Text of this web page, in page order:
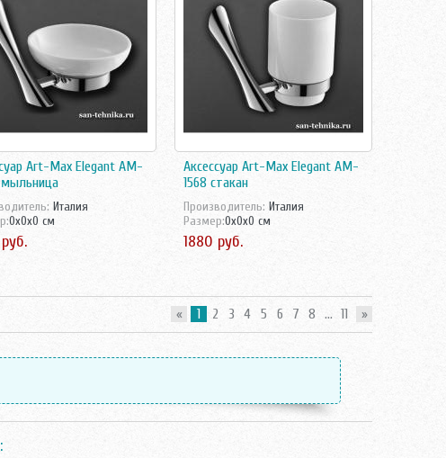
Art-Max Elegant AM-
мыльница
Италия
0x0x0 см
Аксессуар Art-Max Elegant AM-
1568 стакан
Производитель: Италия
Размер:0x0x0 см
1880 руб.
« 1 2 3 4 5 6 7 8 ... 11 »